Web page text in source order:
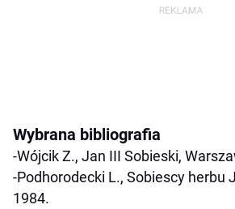
Wybrana bibliografia
-Wójcik Z., Jan III Sobieski,
-Podhorodecki L., Sobiescy herbu
1984.